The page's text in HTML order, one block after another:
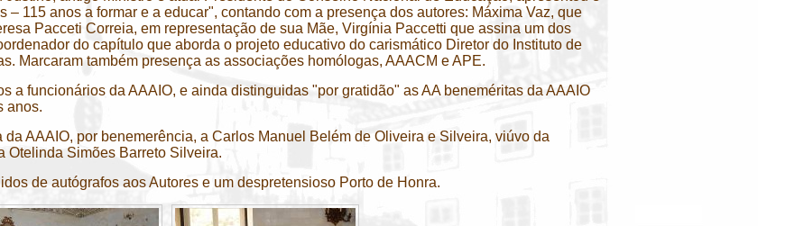
– 115 anos a formar e a educar", contando com a presença dos autores: Máxima Vaz, que
Pacceti Correia, em representação de sua Mãe, Virgínia Paccetti que assina um dos
do capítulo que aborda o projeto educativo do carismático Diretor do Instituto de
Marcaram também presença as associações homólogas, AAACM e APE.
a funcionários da AAAIO, e ainda distinguidas "por gratidão" as AA beneméritas da AAAIO
anos.
AAAIO, por benemerência, a Carlos Manuel Belém de Oliveira e Silveira, viúvo da
Otelinda Simões Barreto Silveira.
de autógrafos aos Autores e um despretensioso Porto de Honra.